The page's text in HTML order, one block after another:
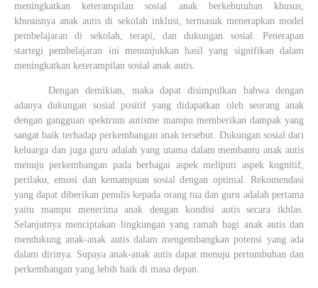
meningkatkan keterampilan sosial anak berkebutuhan khusus,
khususnya anak autis di sekolah inklusi, termasuk menerapkan model
pembelajaran di sekolah, terapi, dan dukungan sosial. Penerapan
startegi pembelajaran ini menunjukkan hasil yang signifikan dalam
meningkatkan keterampilan sosial anak autis.
Dengan demikian, maka dapat disimpulkan bahwa dengan
adanya dukungan sosial positif yang didapatkan oleh seorang anak
dengan gangguan spektrum autisme mampu memberikan dampak yang
sangat baik terhadap perkembangan anak tersebut. Dukungan sosial dari
keluarga dan juga guru adalah yang utama dalam membantu anak autis
menuju perkembangan pada berbagai aspek meliputi aspek kognitif,
perilaku, emosi dan kemampuan sosial dengan optimal. Rekomendasi
yang dapat diberikan penulis kepada orang tua dan guru adalah pertama
yaitu mampu menerima anak dengan kondisi autis secara ikhlas.
Selanjutnya menciptakan lingkungan yang ramah bagi anak autis dan
mendukung anak-anak autis dalam mengembangkan potensi yang ada
dalam dirinya. Supaya anak-anak autis dapat menuju pertumbuhan dan
perkembangan yang lebih baik di masa depan.